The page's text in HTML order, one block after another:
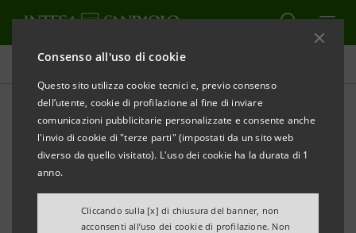
Consenso all'uso di cookie
Questo sito utilizza cookie tecnici e, previo consenso
dell’utente, cookie di profilazione al fine di inviare
comunicazioni pubblicitarie personalizzate e consente anche
l'invio di cookie di "terze parti" (impostati da un sito web
diverso da quello visitato). L'uso dei cookie ha la durata di 1
anno.
Cliccando sulla [x] di chiusura del banner, non
acconsenti all’uso dei cookie di profilazione. Non
Comunicati stampa
STAMPA AGGIORNA
Milano, 19 aprile 2002
IntesaBci ha oggi acquistato dalla Fondazione Cassa
di Risparmio di Terni e Narni 560.000 azioni ordinarie,